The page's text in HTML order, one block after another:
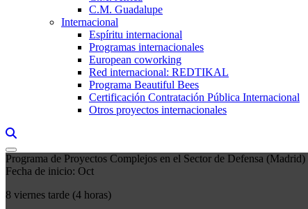
C.M. Guadalupe
Internacional
Espíritu internacional
Programas internacionales
European coworking
Red internacional: REDTIKAL
Programa Beautiful Bees
Certificación Contratación Pública Internacional
Otros proyectos internacionales
Programa de Proyectos Complejos en el Sector de Defensa (Madrid)
Fecha de inicio: Oct
8 viernes tarde (4 horas)